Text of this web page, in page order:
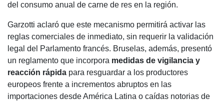
del consumo anual de carne de res en la región.
Garzotti aclaró que este mecanismo permitirá activar las
reglas comerciales de inmediato, sin requerir la validación
legal del Parlamento francés. Bruselas, además, presentó
un reglamento que incorpora medidas de vigilancia y
reacción rápida para resguardar a los productores
europeos frente a incrementos abruptos en las
importaciones desde América Latina o caídas notorias de